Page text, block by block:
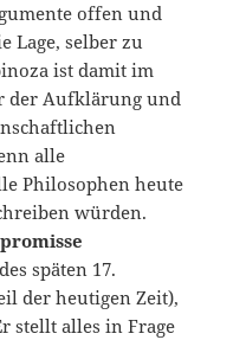
offen und
Lage, selber zu
ist damit im
der Aufklärung und
alle
Philosophen heute
würden.
späten 17.
der heutigen Zeit),
stellt alles in Frage